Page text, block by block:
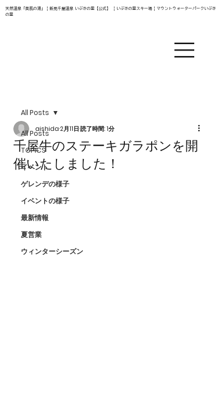
天然温泉「美肌の湯」 | 新見千屋温泉 いぶきの里【公式】 | いぶきの里スキー場 | マウントウォーターパークいぶき
の里
All Posts
TOPICS
イベント
ゲレンデの様子
イベントの様子
最新情報
夏営業
ウィンターシーズン
All Posts
千屋牛のステーキガラポンを開
催いたしました！
aishida2月11日読了時間: 1分